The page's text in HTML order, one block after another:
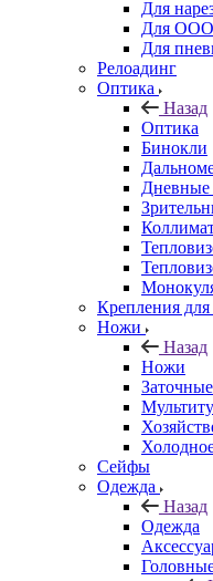
Для
Для
Для
Релоадинг
Оптика
Назад
Оптика
Бинокли
Крепления
Ножи
Назад
Ножи
Сейфы
Одежда
Назад
Одежда